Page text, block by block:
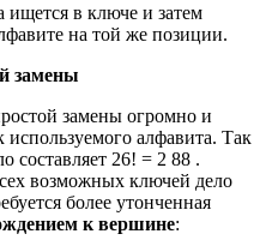
в ключе и затем
на той же позиции.
замены
замены огромно и
используемого алфавита. Так
составляет 26! = 2 88 .
возможных ключей дело
более утонченная
к вершине: